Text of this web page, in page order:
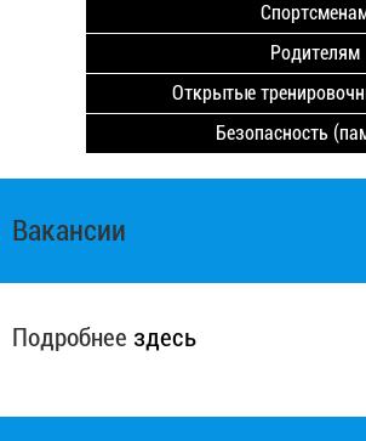
Родителям
Открытые
Безопасность
Вакансии
Подробнее здесь